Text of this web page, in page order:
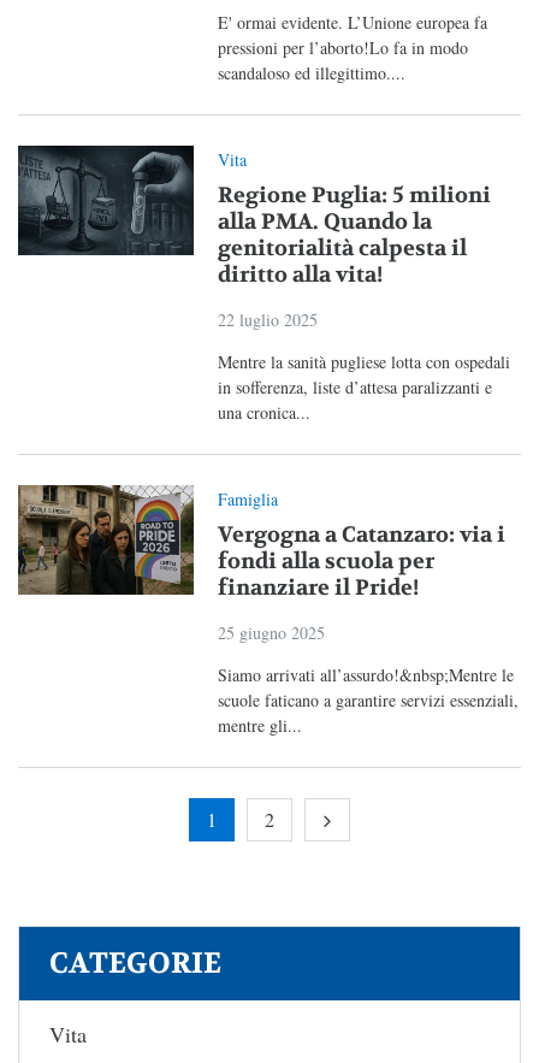
E' ormai evidente. L’Unione europea fa
pressioni per l’aborto!Lo fa in modo
scandaloso ed illegittimo....
Vita
Regione Puglia: 5 milioni
alla PMA. Quando la
genitorialità calpesta il
diritto alla vita!
22 luglio 2025
Mentre la sanità pugliese lotta con ospedali
in sofferenza, liste d’attesa paralizzanti e
una cronica...
Famiglia
Vergogna a Catanzaro: via i
fondi alla scuola per
finanziare il Pride!
25 giugno 2025
Siamo arrivati all’assurdo!&nbsp;Mentre le
scuole faticano a garantire servizi essenziali,
mentre gli...
1 2
CATEGORIE
Vita